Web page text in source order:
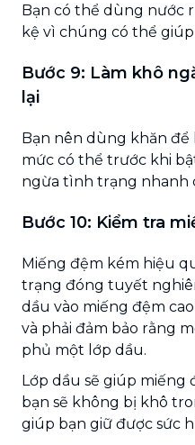
Bạn có thể dùng nước
kệ vì chúng có thể
Bước 9: Làm khô
lại
Bạn nên dùng khăn
mức có thể trước khi
ngừa tình trạng nhanh
Bước 10: Kiểm tra
Miếng đệm kém hiệu
trạng đóng tuyết
dầu vào miếng đệm cao
và phải đảm bảo rằng
phủ một lớp dầu.
Lớp dầu sẽ giúp miếng
bạn sẽ không bị khô
giúp bạn giữ được sức